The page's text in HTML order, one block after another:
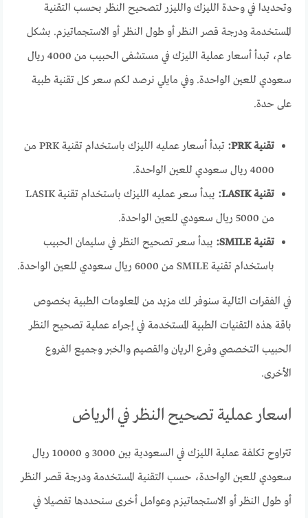
وتحديدا في وحدة الليزك والليزر لتصحيح النظر بحسب التقنية
المستخدمة ودرجة قصر النظر أو طول النظر أو الاستجماتيزم. بشكل
عام، تبدأ أسعار عملية الليزك في مستشفى الحبيب من 4000 ريال
سعودي للعين الواحدة. وفي مايلي نرصد لكم سعر كل تقنية طبية
على حدة.
تقنية PRK:
تبدأ أسعار عمليه الليزك باستخدام تقنية PRK من
4000 ريال سعودي للعين الواحدة.
تقنية LASIK:
يبدأ سعر عمليه الليزك باستخدام تقنية LASIK
من 5000 ريال سعودي للعين الواحدة.
تقنية SMILE:
يبدأ سعر تصحيح النظر في سليمان الحبيب
باستخدام تقنية SMILE من 6000 ريال سعودي للعين الواحدة.
في الفقرات التالية سنوفر لك مزيد من المعلومات الطبية بخصوص
باقة هذه التقنيات الطبية المستخدمة في إجراء عملية تصحيح النظر
الحبيب التخصصي وفرع الريان والقصيم والخبر وجميع الفروع
الأخرى.
اسعار عملية تصحيح النظر في الرياض
تتراوح تكلفة عملية الليزك في السعودية بين 3000 و 10000 ريال
سعودي للعين الواحدة، حسب التقنية المستخدمة ودرجة قصر النظر
أو طول النظر أو الاستجماتيزم وعوامل أخرى سنحددها تفصيلا في